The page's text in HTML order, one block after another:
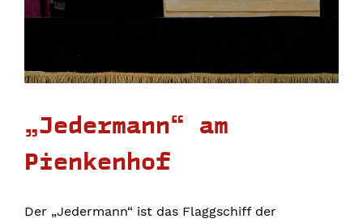
„Jedermann“ am
Pienkenhof
Der „Jedermann“ ist das Flaggschiff der